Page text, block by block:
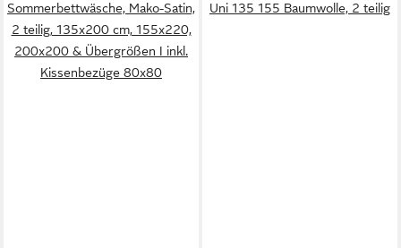
Sommerbettwäsche, Mako-Satin,
2 teilig, 135x200 cm, 155x220,
200x200 & Übergrößen I inkl.
Kissenbezüge 80x80
Uni 135 155 Baumwolle, 2 teilig